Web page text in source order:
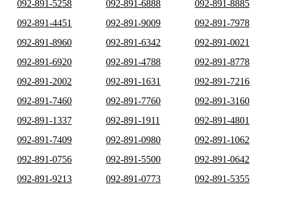
092-891-5258 092-891-6888 092-891-8885
092-891-4451
092-891-9009 092-891-7978
092-891-8960
092-891-6342 092-891-0021
092-891-6920
092-891-4788 092-891-8778
092-891-2002
092-891-1631 092-891-7216
092-891-7460
092-891-7760 092-891-3160
092-891-1337
092-891-1911 092-891-4801
092-891-7409
092-891-0980 092-891-1062
092-891-0756
092-891-5500 092-891-0642
092-891-9213
092-891-0773 092-891-5355